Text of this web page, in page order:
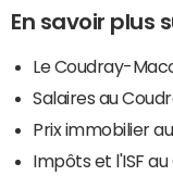
En savoir plus
Le Coudray-
Salaires au
Prix immobilier
Impôts et l'ISF